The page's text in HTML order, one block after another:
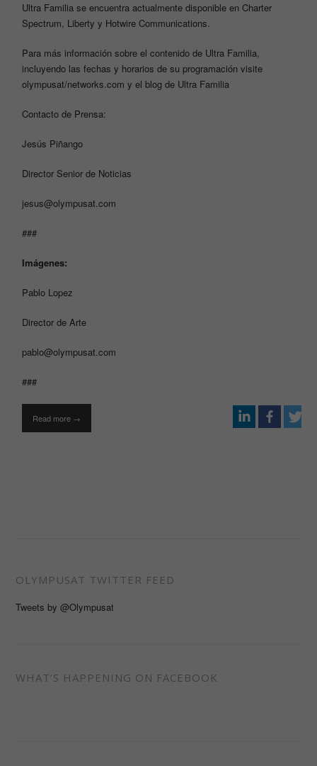
Ultra Familia se encuentra actualmente disponible en Charter
Spectrum, Liberty y Hotwire Communications.
Para más información sobre el contenido de Ultra Familia,
incluyendo las fechas y horarios de su programación visite
olympusat/networks.com y elblog de Ultra Familia
Contacto de Prensa:
Jesús Piñango
Director Senior de Noticias
jesus@olympusat.com
###
Imágenes:
Pablo Lopez
Director de Arte
pablo@olympusat.com
###
Read more →
OLYMPUSAT TWITTER FEED
Tweets by @Olympusat
WHAT’S HAPPENING ON FACEBOOK